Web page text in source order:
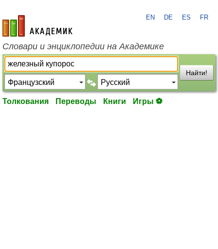
academic.ru
EN DE ES FR
Словари и энциклопедии на Академике
Найти!
Толкования Переводы Книги Игры ⚽